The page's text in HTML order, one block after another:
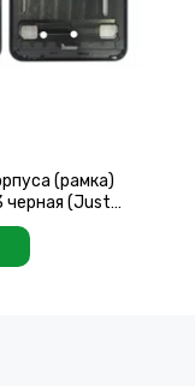
(рамка)
черная (Just